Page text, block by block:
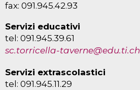
fax: 091.945.42.93
Servizi educativi
tel: 091.945.39.61
sc.torricella-taverne@edu.ti.ch
Servizi extrascolastici
tel: 091.945.11.29